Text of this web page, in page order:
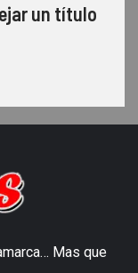
un título
Mas que